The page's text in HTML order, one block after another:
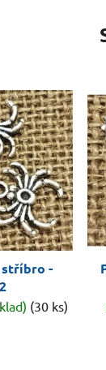
stříbro -
(30 ks)